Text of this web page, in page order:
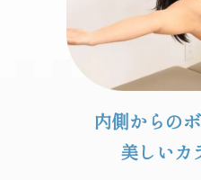
内側からの
美しいカ